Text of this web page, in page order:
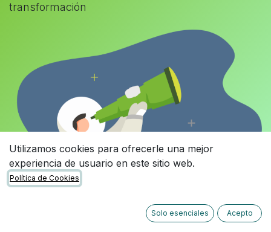
transformación
Utilizamos cookies para ofrecerle una mejor
experiencia de usuario en este sitio web.
Política de Cookies
Solo esenciales Acepto